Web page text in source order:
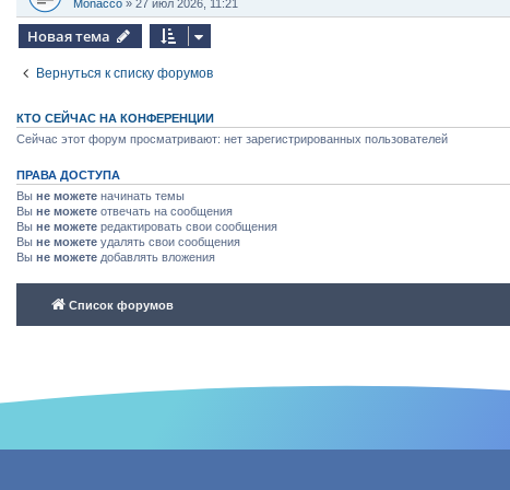
Monacco » 27 июл 2026, 11:21
Новая тема
Вернуться к списку форумов
КТО СЕЙЧАС НА КОНФЕРЕНЦИИ
Сейчас этот форум просматривают: нет зарегистрированных пользователей
ПРАВА ДОСТУПА
Вы не можете начинать темы
Вы не можете отвечать на сообщения
Вы не можете редактировать свои сообщения
Вы не можете удалять свои сообщения
Вы не можете добавлять вложения
Список форумов